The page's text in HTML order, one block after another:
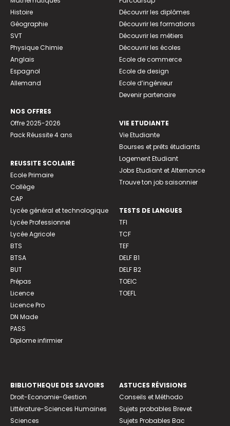
Histoire
Géographie
SVT
Physique Chimie
Anglais
Espagnol
Allemand
NOS OFFRES
Offre 2025-2026
Pack Réussite 4 ans
REUSSITE SCOLAIRE
Ecole Primaire
Collège
CAP
Lycée général et technologique
Lycée Professionnel
Lycée Agricole
BTS
BTSA
BUT
Prépas
Licence
Licence Pro
DN Made
PASS
Diplome infirmier
Découvrir les diplômes
Découvrir les formations
Découvrir les métiers
Découvrir les écoles
Ecole de commerce
Ecole de design
Ecole d’ingénieur
Devenir partenaire
VIE ETUDIANTE
Vie Etudiante
Bourses et prêts étudiants
Logement Etudiant
Jobs Etudiant et Alternance
Trouve ton job saisonnier
TESTS DE LANGUES
TFI
TCF
TEF
DELF B1
DELF B2
TOEIC
TOEFL
BIBLIOTHEQUE DES SAVOIRS
Droit-Economie-Gestion
Littérature-Sciences Humaines
Sciences
ASTUCES RÉVISIONS
Conseils et Méthodo
Sujets probables Brevet
Sujets Probables Bac